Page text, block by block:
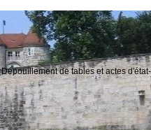
Dépouillement de tables et actes